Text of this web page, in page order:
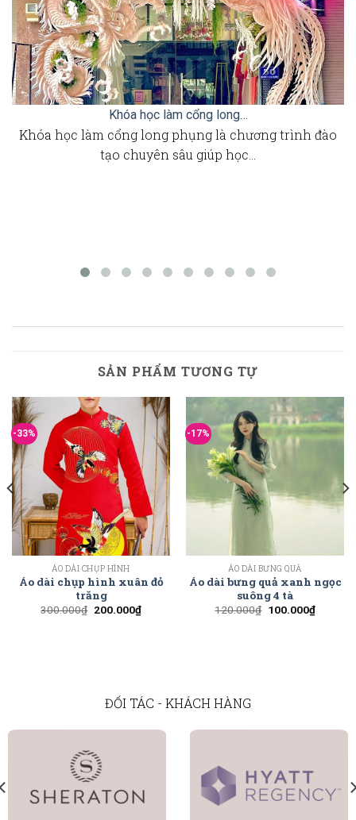
Khóa học làm cổng long…
Khóa học làm cổng long phụng là chương trình đào
tạo chuyên sâu giúp học…
SẢN PHẨM TƯƠNG TỰ
-33%
ÁO DÀI CHỤP HÌNH
Áo dài chụp hình xuân đỏ
trăng
300.000₫ 200.000₫
-17%
ÁO DÀI BƯNG QUẢ
Áo dài bưng quả xanh ngọc
suông 4 tà
120.000₫ 100.000₫
ĐỐI TÁC - KHÁCH HÀNG